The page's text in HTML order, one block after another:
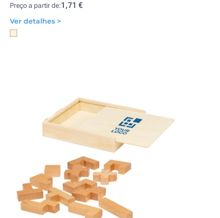
Preço a partir de:1,71 €
Ver detalhes >